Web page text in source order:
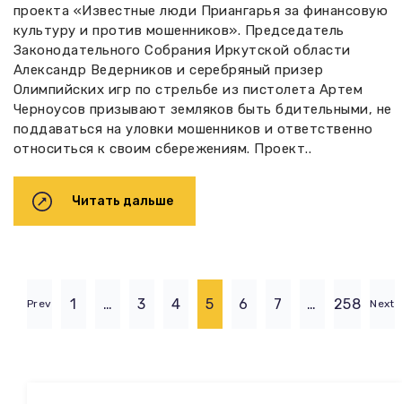
проекта «Известные люди Приангарья за финансовую
культуру и против мошенников». Председатель
Законодательного Собрания Иркутской области
Александр Ведерников и серебряный призер
Олимпийских игр по стрельбе из пистолета Артем
Черноусов призывают земляков быть бдительными, не
поддаваться на уловки мошенников и ответственно
относиться к своим сбережениям. Проект..
Читать дальше
Prev 1 … 3 4 5 6 7 … 258 Next